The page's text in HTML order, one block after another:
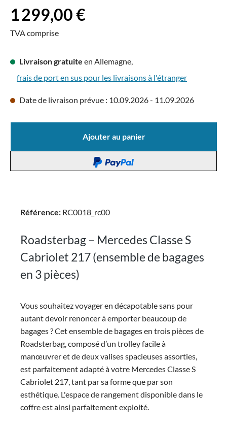
Prix régulier :
1 299,00 €
TVA comprise
Livraison gratuite en Allemagne,
frais de port en sus pour les livraisons à l'étranger
Date de livraison prévue : 10.09.2026 - 11.09.2026
Ajouter au panier
Référence: RC0018_rc00
Roadsterbag – Mercedes Classe S
Cabriolet 217 (ensemble de bagages
en 3 pièces)
Vous souhaitez voyager en décapotable sans pour
autant devoir renoncer à emporter beaucoup de
bagages ? Cet ensemble de bagages en trois pièces de
Roadsterbag, composé d’un trolley facile à
manœuvrer et de deux valises spacieuses assorties,
est parfaitement adapté à votre Mercedes Classe S
Cabriolet 217, tant par sa forme que par son
esthétique. L'espace de rangement disponible dans le
coffre est ainsi parfaitement exploité.